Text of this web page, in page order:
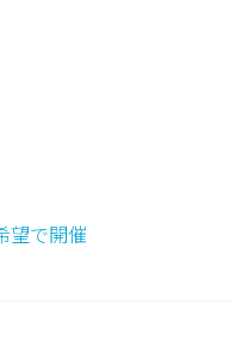
望で開催